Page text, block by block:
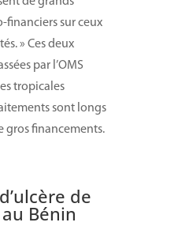
financiers sur ceux
» Ces deux
par l’OMS
tropicales
sont longs
gros financements.
de
Bénin